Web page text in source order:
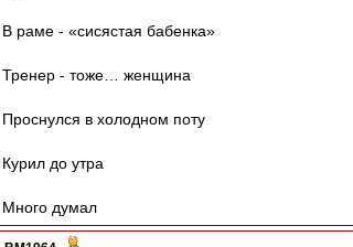
В раме - «сисястая бабенка»
Тренер - тоже… женщина
Проснулся в холодном поту
Курил до утра
Много думал